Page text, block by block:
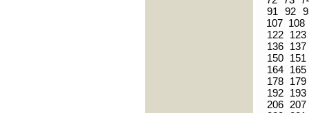
91
92
107 108
122
123
136
137
150
151
164
165
178
179
192
193
206 207